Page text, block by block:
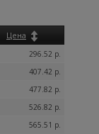
Цена
296.52 р.
407.42 р.
477.82 р.
526.82 р.
565.51 р.